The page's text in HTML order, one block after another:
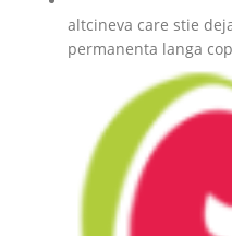
altcineva care stie
permanenta langa